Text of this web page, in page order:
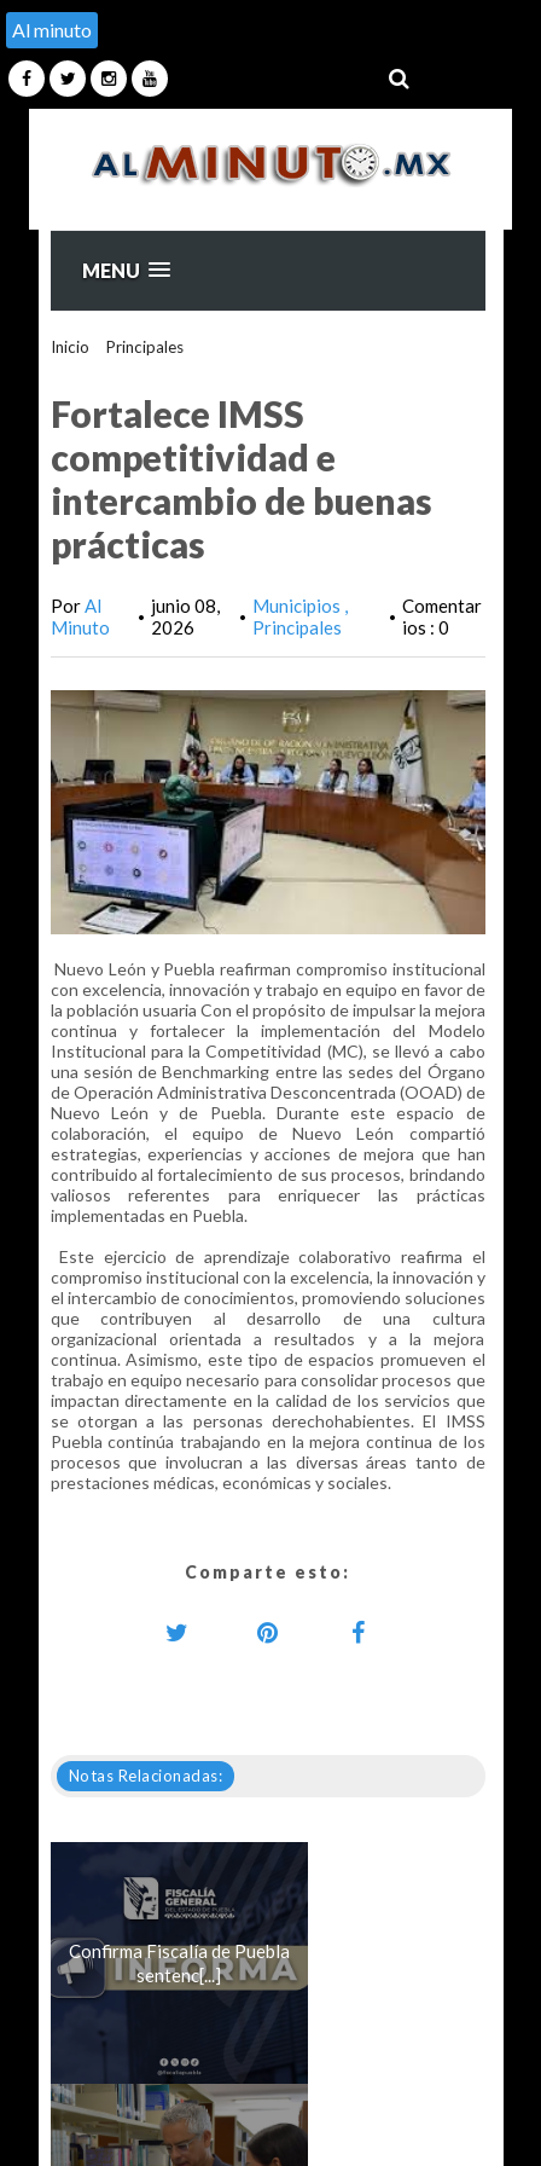
Al minuto
MENU
Inicio Principales>
Fortalece IMSS
competitividad e
intercambio de buenas
prácticas
PorAl
Minuto
• junio 08,
2026
• Municipios
Principales
• Comentar
ios : 0
Nuevo León y Puebla reafirman compromiso institucional
con excelencia, innovación y trabajo en equipo en favor de
la población usuaria Con el propósito de impulsar la mejora
continua y fortalecer la implementación del Modelo
Institucional para la Competitividad (MC), se llevó a cabo
una sesión de Benchmarking entre las sedes del Órgano
de Operación Administrativa Desconcentrada (OOAD) de
Nuevo León y de Puebla. Durante este espacio de
colaboración, el equipo de Nuevo León compartió
estrategias, experiencias y acciones de mejora que han
contribuido al fortalecimiento de sus procesos, brindando
valiosos referentes para enriquecer las prácticas
implementadas en Puebla.
Este ejercicio de aprendizaje colaborativo reafirma el
compromiso institucional con la excelencia, la innovación y
el intercambio de conocimientos, promoviendo soluciones
que contribuyen al desarrollo de una cultura
organizacional orientada a resultados y a la mejora
continua. Asimismo, este tipo de espacios promueven el
trabajo en equipo necesario para consolidar procesos que
impactan directamente en la calidad de los servicios que
se otorgan a las personas derechohabientes. El IMSS
Puebla continúa trabajando en la mejora continua de los
procesos que involucran a las diversas áreas tanto de
prestaciones médicas, económicas y sociales.
Comparte esto:
Notas Relacionadas:
Confirma Fiscalía de Puebla
sentenc[...]